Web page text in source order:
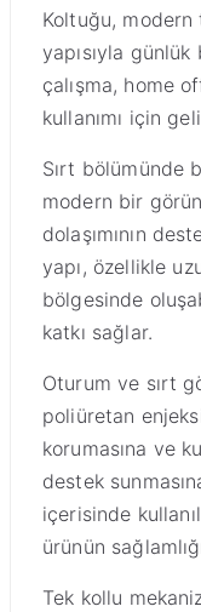
Koltuğu, modern
yapısıyla günlük
çalışma, home
kullanımı için
Sırt bölümünde
modern bir
dolaşımının
yapı, özellikle
bölgesinde
katkı sağlar.
Oturum ve sırt
poliüretan
korumasına ve
destek
içerisinde
ürünün
Tek kollu